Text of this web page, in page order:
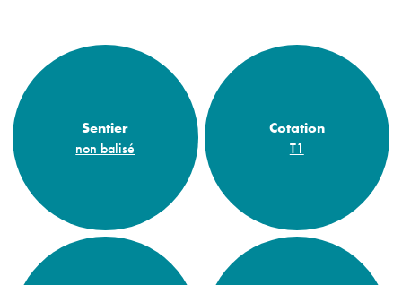
Sentier
non balisé
Cotation
T1